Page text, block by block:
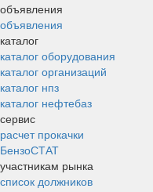
объявления
объявления
каталог
каталог оборудования
каталог организаций
каталог нпз
каталог нефтебаз
сервис
расчет прокачки
БензоСТАТ
участникам рынка
список должников